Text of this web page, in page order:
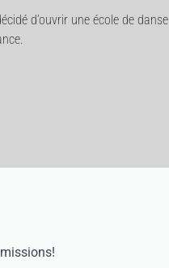
d’ouvrir une école de danse